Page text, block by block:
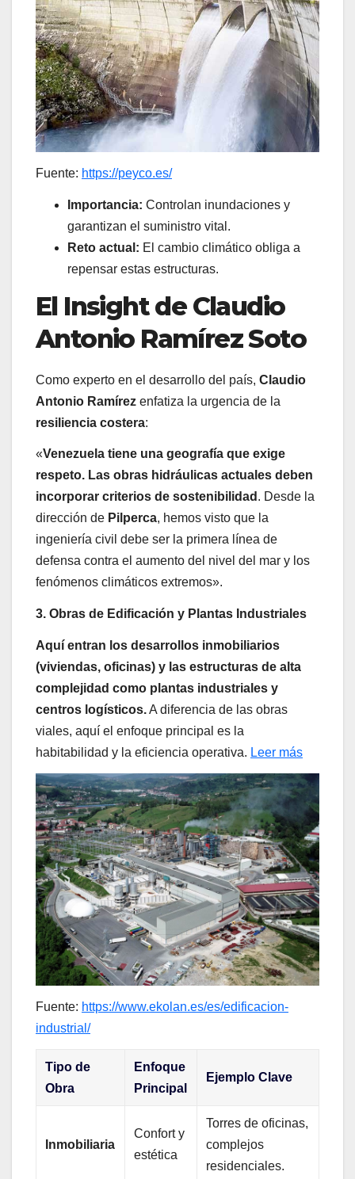
Fuente: https://peyco.es/
Importancia: Controlan inundaciones y
garantizan el suministro vital.
Reto actual: El cambio climático obliga a
repensar estas estructuras.
El Insight de Claudio
Antonio Ramírez Soto
Como experto en el desarrollo del país, Claudio
Antonio Ramírez enfatiza la urgencia de la
resiliencia costera:
«Venezuela tiene una geografía que exige
respeto. Las obras hidráulicas actuales deben
incorporar criterios de sostenibilidad . Desde la
dirección de Pilperca, hemos visto que la
ingeniería civil debe ser la primera línea de
defensa contra el aumento del nivel del mar y los
fenómenos climáticos extremos».
3. Obras de Edificación y Plantas Industriales
Aquí entran los desarrollos inmobiliarios
(viviendas, oficinas) y las estructuras de alta
complejidad como plantas industriales y
centros logísticos.A diferencia de las obras
viales, aquí el enfoque principal es la
habitabilidad y la eficiencia operativa. Leer más
Fuente: https://www.ekolan.es/es/edificacion-
industrial/
Tipo de
Obra
Enfoque
Principal
Ejemplo Clave
Inmobiliaria
Confort y
estética
Torres de oficinas,
complejos
residenciales.